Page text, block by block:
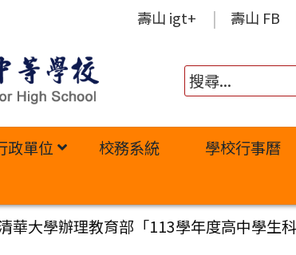
壽山 igt+ 壽山 FB
政單位 校務系統 學校行事曆
華大學辦理教育部「113學年度高中學生